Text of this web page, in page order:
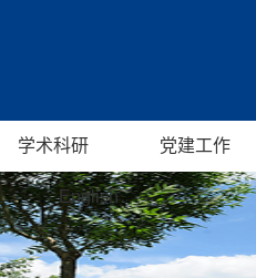
学术科研 党建工作
English